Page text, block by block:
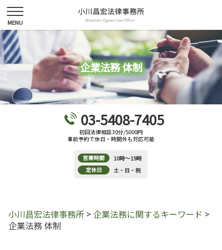
企業法務 体制
03-5408-7405
初回法律相談30分/5000円
事前予約で休日・時間外も対応可能
営業時間
10時～19時
定休日
土・日・祝
小川昌宏法律事務所 > 企業法務に関するキーワード >
企業法務 体制